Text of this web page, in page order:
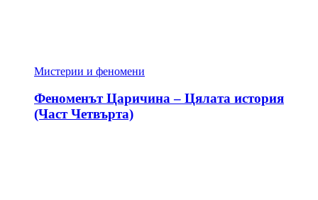
Мистерии и феномени
Феноменът Царичина – Цялата история
(Част Четвърта)